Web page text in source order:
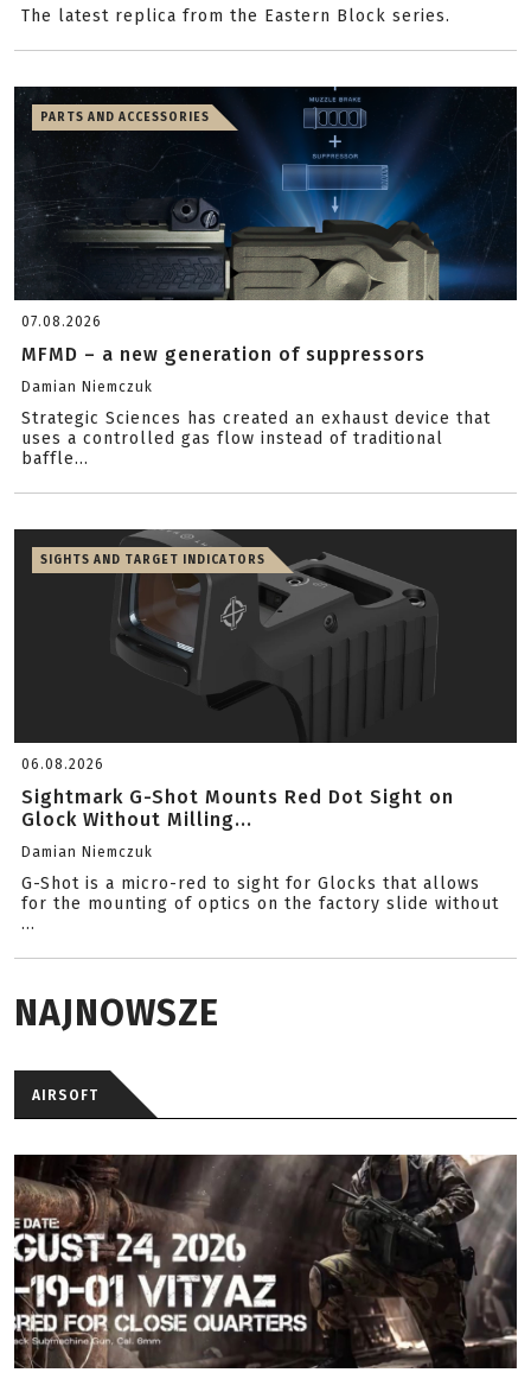
The latest replica from the Eastern Block series.
PARTS AND ACCESSORIES
07.08.2026
MFMD – a new generation of suppressors
Damian Niemczuk
Strategic Sciences has created an exhaust device that
uses a controlled gas flow instead of traditional
baffle...
SIGHTS AND TARGET INDICATORS
06.08.2026
Sightmark G-Shot Mounts Red Dot Sight on
Glock Without Milling...
Damian Niemczuk
G-Shot is a micro-red to sight for Glocks that allows
for the mounting of optics on the factory slide without
...
NAJNOWSZE
AIRSOFT